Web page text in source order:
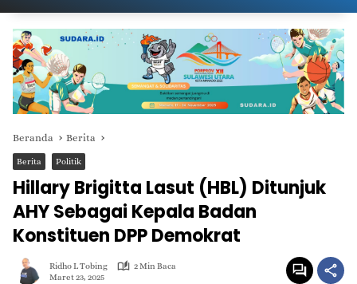
Beranda Berita
Berita Politik
Hillary Brigitta Lasut (HBL) Ditunjuk
AHY Sebagai Kepala Badan
Konstituen DPP Demokrat
Ridho L Tobing
2 Min Baca
Maret 23, 2025